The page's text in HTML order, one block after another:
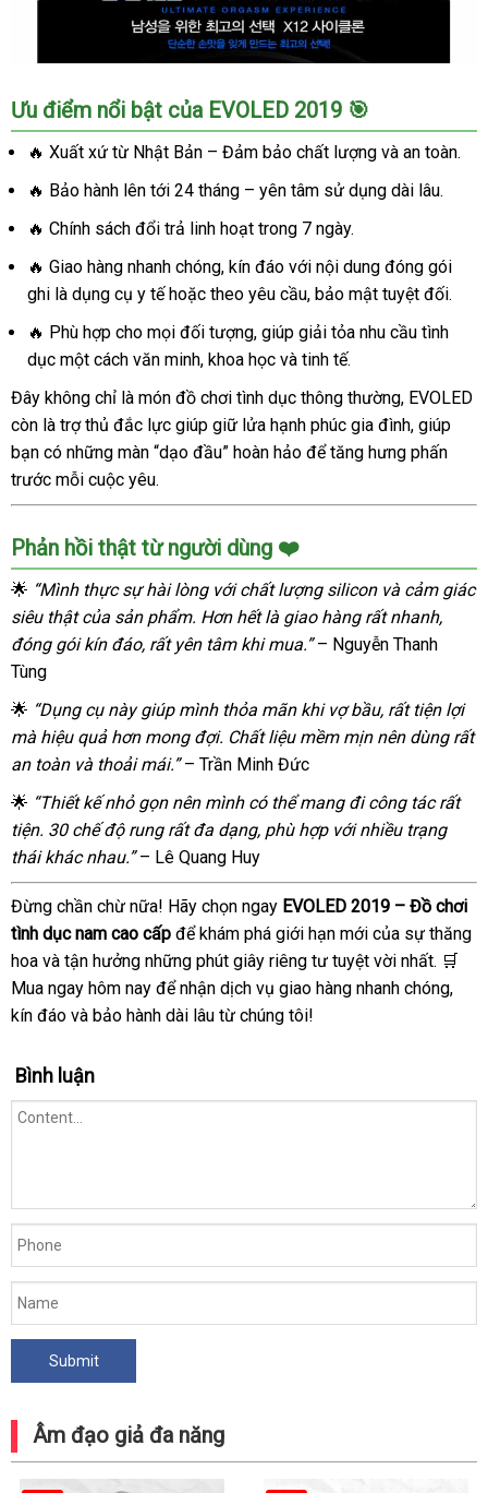
Ưu điểm nổi bật của EVOLED 2019 🎯
🔥 Xuất xứ từ Nhật Bản – Đảm bảo chất lượng và an toàn.
🔥 Bảo hành lên tới 24 tháng – yên tâm sử dụng dài lâu.
🔥 Chính sách đổi trả linh hoạt trong 7 ngày.
🔥 Giao hàng nhanh chóng, kín đáo với nội dung đóng gói
ghi là dụng cụ y tế hoặc theo yêu cầu, bảo mật tuyệt đối.
🔥 Phù hợp cho mọi đối tượng, giúp giải tỏa nhu cầu tình
dục một cách văn minh, khoa học và tinh tế.
Đây không chỉ là món đồ chơi tình dục thông thường, EVOLED
còn là trợ thủ đắc lực giúp giữ lửa hạnh phúc gia đình, giúp
bạn có những màn “dạo đầu” hoàn hảo để tăng hưng phấn
trước mỗi cuộc yêu.
Phản hồi thật từ người dùng ❤️
🌟 “Mình thực sự hài lòng với chất lượng silicon và cảm giác
siêu thật của sản phẩm. Hơn hết là giao hàng rất nhanh,
đóng gói kín đáo, rất yên tâm khi mua.”– Nguyễn Thanh
Tùng
🌟 “Dụng cụ này giúp mình thỏa mãn khi vợ bầu, rất tiện lợi
mà hiệu quả hơn mong đợi. Chất liệu mềm mịn nên dùng rất
an toàn và thoải mái.”– Trần Minh Đức
🌟 “Thiết kế nhỏ gọn nên mình có thể mang đi công tác rất
tiện. 30 chế độ rung rất đa dạng, phù hợp với nhiều trạng
thái khác nhau.”– Lê Quang Huy
Đừng chần chừ nữa! Hãy chọn ngay EVOLED 2019 – Đồ chơi
tình dục nam cao cấp để khám phá giới hạn mới của sự thăng
hoa và tận hưởng những phút giây riêng tư tuyệt vời nhất. 🛒
Mua ngay hôm nay để nhận dịch vụ giao hàng nhanh chóng,
kín đáo và bảo hành dài lâu từ chúng tôi!
Bình luận
Âm đạo giả đa năng